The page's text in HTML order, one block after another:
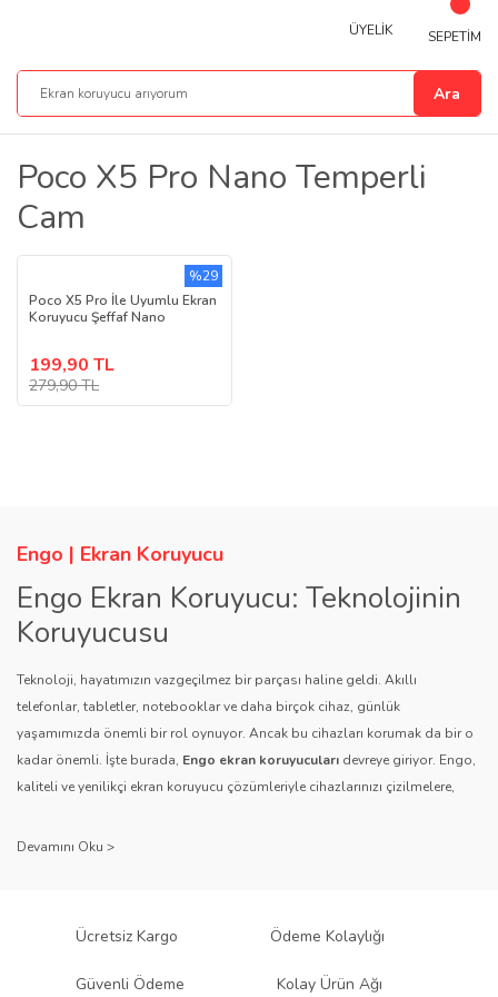
Ara
ÜYELİK SEPETİM
Poco X5 Pro Nano Temperli
Cam
Poco X5 Pro İle Uyumlu Ekran
Koruyucu Şeffaf Nano
199,90 TL
279,90 TL
%29
Engo | Ekran Koruyucu
Engo Ekran Koruyucu: Teknolojinin
Koruyucusu
Teknoloji, hayatımızın vazgeçilmez bir parçası haline geldi. Akıllı
telefonlar, tabletler, notebooklar ve daha birçok cihaz, günlük
yaşamımızda önemli bir rol oynuyor. Ancak bu cihazları korumak da bir o
kadar önemli. İşte burada, Engo ekran koruyucuları devreye giriyor. Engo,
kaliteli ve yenilikçi ekran koruyucu çözümleriyle cihazlarınızı çizilmelere,
sağlıyor.
Engo ekran koruyucuları
, uzun yıllara dayanan tecrübesi ve teknolojiye
ürününü titiz bir kalite kontrol sürecinden geçirir. Kullanıcı dostu tasarımı
Ücretsiz Kargo Ödeme Kolaylığı
Güvenli Ödeme Kolay Ürün Ağı